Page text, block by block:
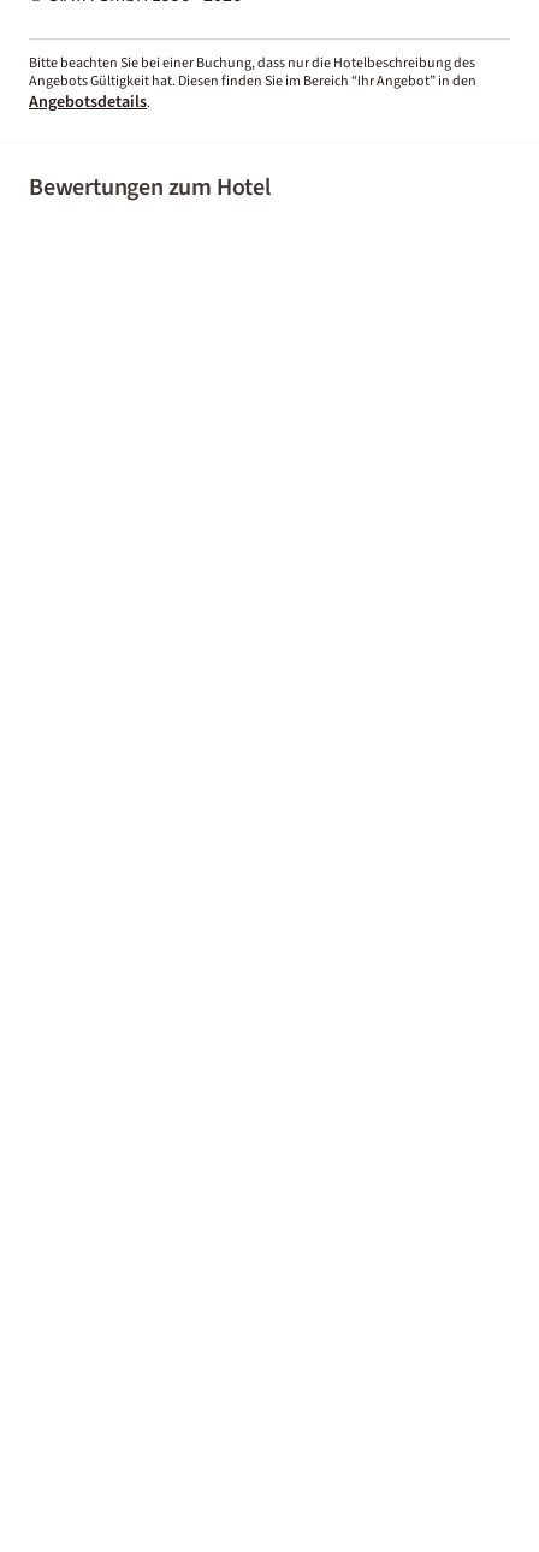
Bitte beachten Sie bei einer Buchung, dass nur die Hotelbeschreibung des
Angebots Gültigkeit hat. Diesen finden Sie im Bereich “Ihr Angebot” in den
Angebotsdetails.
Bewertungen zum Hotel